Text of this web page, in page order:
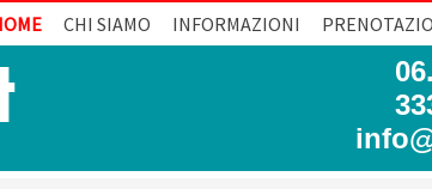
CHI SIAMO INFORMAZIONI